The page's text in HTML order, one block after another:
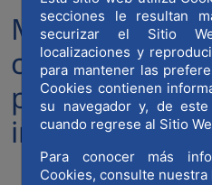
secciones le resultan
securizar el Sitio
localizaciones y
para mantener las
Cookies contienen
su navegador y, de
cuando regrese al Sitio
Para conocer más
Cookies, consulte nuestra
Madrid, en el
ciudades
preferidas
inmobiliaria,